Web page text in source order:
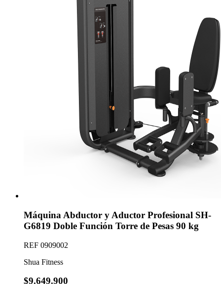
Máquina Abductor y Aductor Profesional SH-
G6819 Doble Función Torre de Pesas 90 kg
REF 0909002
Shua Fitness
$9.649.900